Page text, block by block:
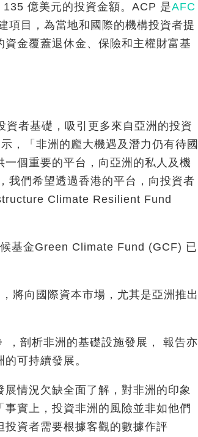
億美元的投資金額。ACP 是AFC
項目，為當地和國際的機構投資者提
金覆蓋退休金、保險和主權財富基
者基礎，吸引更多來自亞洲的投資
，「非洲的龐大機遇及潛力仍有待國
個重要的平台，向亞洲的私人及機
我們希望透過香港的平台，向投資者
Climate Resilient Fund
基金Green Climate Fund (GCF) 已
將向國際資本市場，尤其是亞洲推出
，剖析非洲的基礎設施發展， 報告亦
可持續發展。
情況欠缺全面了解，對非洲的印象
實上，投資非洲的風險並非如他們
資者需要根據客觀的數據作評